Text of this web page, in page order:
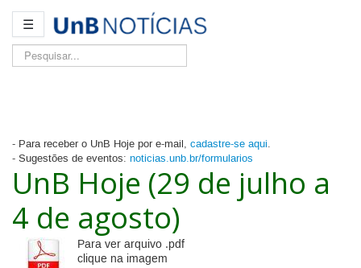
☰
Pesquisar...
- Para receber o UnB Hoje por e-mail, cadastre-se aqui.
- Sugestões de eventos: noticias.unb.br/formularios
UnB Hoje (29 de julho a
4 de agosto)
Para ver arquivo .pdf
clique na imagem